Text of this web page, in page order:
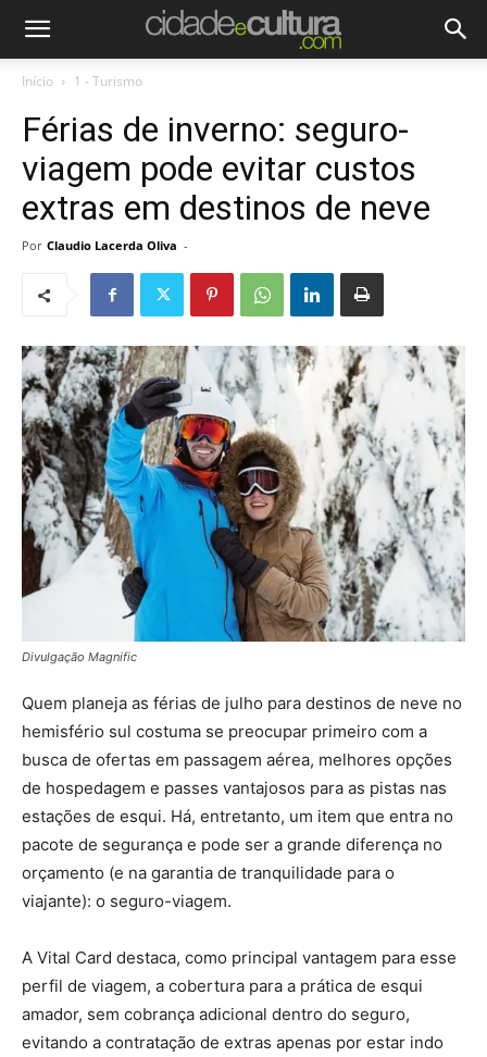
Início 1 - Turismo
Férias de inverno: seguro-
viagem pode evitar custos
extras em destinos de neve
Por Claudio Lacerda Oliva -
Divulgação Magnific
Quem planeja as férias de julho para destinos de neve no
hemisfério sul costuma se preocupar primeiro com a
busca de ofertas em passagem aérea, melhores opções
de hospedagem e passes vantajosos para as pistas nas
estações de esqui. Há, entretanto, um item que entra no
pacote de segurança e pode ser a grande diferença no
orçamento (e na garantia de tranquilidade para o
viajante): o seguro-viagem.
A Vital Card destaca, como principal vantagem para esse
perfil de viagem, a cobertura para a prática de esqui
amador, sem cobrança adicional dentro do seguro,
evitando a contratação de extras apenas por estar indo